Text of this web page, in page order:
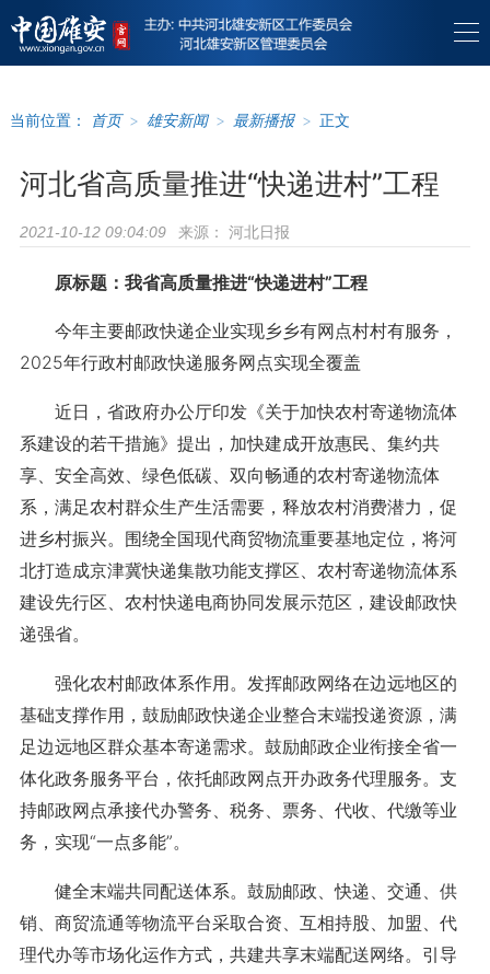
当前位置： 首页 > 雄安新闻 > 最新播报 > 正文
河北省高质量推进“快递进村”工程
2021-10-12 09:04:09 来源： 河北日报
原标题：我省高质量推进“快递进村”工程
今年主要邮政快递企业实现乡乡有网点村村有服务，
2025年行政村邮政快递服务网点实现全覆盖
近日，省政府办公厅印发《关于加快农村寄递物流体
系建设的若干措施》提出，加快建成开放惠民、集约共
享、安全高效、绿色低碳、双向畅通的农村寄递物流体
系，满足农村群众生产生活需要，释放农村消费潜力，促
进乡村振兴。围绕全国现代商贸物流重要基地定位，将河
北打造成京津冀快递集散功能支撑区、农村寄递物流体系
建设先行区、农村快递电商协同发展示范区，建设邮政快
递强省。
强化农村邮政体系作用。发挥邮政网络在边远地区的
基础支撑作用，鼓励邮政快递企业整合末端投递资源，满
足边远地区群众基本寄递需求。鼓励邮政企业衔接全省一
体化政务服务平台，依托邮政网点开办政务代理服务。支
持邮政网点承接代办警务、税务、票务、代收、代缴等业
务，实现“一点多能”。
健全末端共同配送体系。鼓励邮政、快递、交通、供
销、商贸流通等物流平台采取合资、互相持股、加盟、代
理代办等市场化运作方式，共建共享末端配送网络。引导